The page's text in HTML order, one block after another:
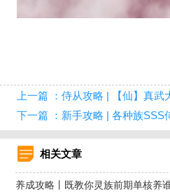
上一篇 ：侍从攻略 | 【仙】真武
下一篇 ：新手攻略 | 各种族SSS
相关文章
养成攻略丨既教你灵族前期单核养